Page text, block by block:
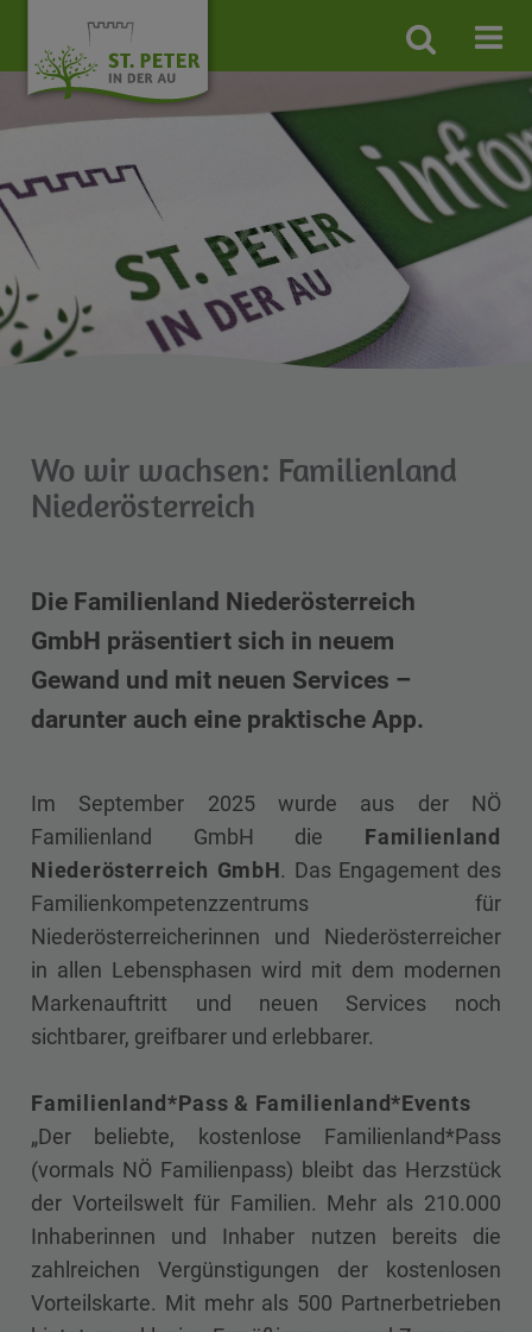
Site
search
toggle
Wo wir wachsen: Familienland
Niederösterreich
Die Familienland Niederösterreich
GmbH präsentiert sich in neuem
Gewand und mit neuen Services –
darunter auch eine praktische App.
Im September 2025 wurde aus der NÖ
Familienland GmbH die Familienland
Niederösterreich GmbH. Das Engagement des
Familienkompetenzzentrums für
Niederösterreicherinnen und Niederösterreicher
in allen Lebensphasen wird mit dem modernen
Markenauftritt und neuen Services noch
sichtbarer, greifbarer und erlebbarer.
Familienland*Pass & Familienland*Events
„Der beliebte, kostenlose Familienland*Pass
(vormals NÖ Familienpass) bleibt das Herzstück
der Vorteilswelt für Familien. Mehr als 210.000
Inhaberinnen und Inhaber nutzen bereits die
zahlreichen Vergünstigungen der kostenlosen
Vorteilskarte. Mit mehr als 500 Partnerbetrieben